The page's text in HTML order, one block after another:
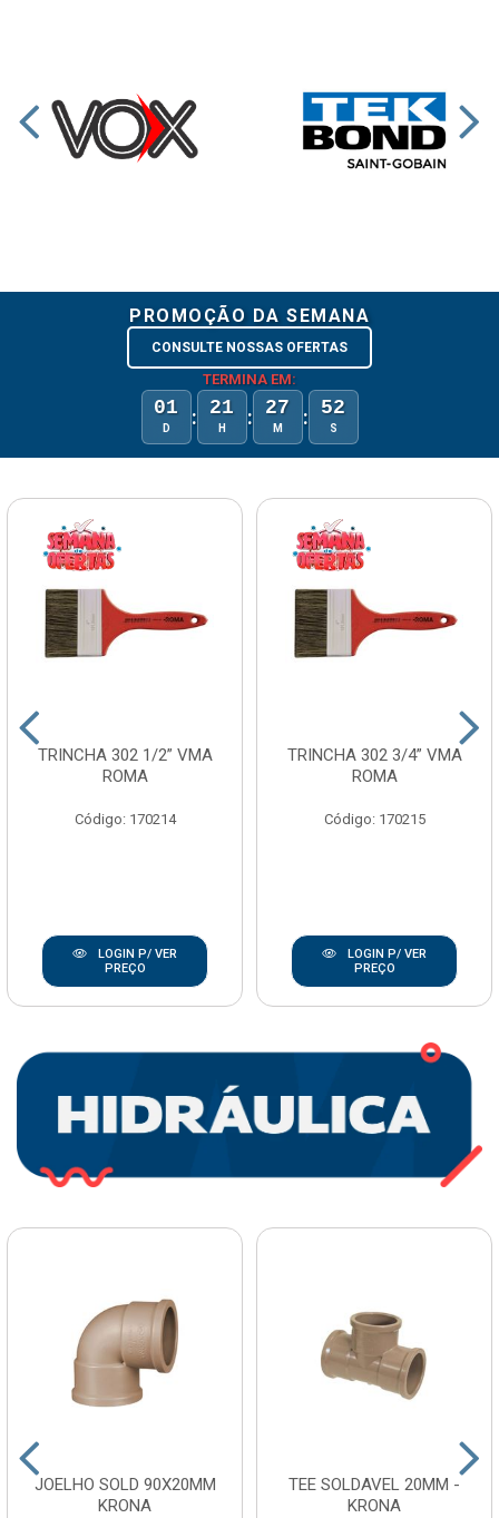
PROMOÇÃO DA SEMANA
CONSULTE NOSSAS OFERTAS
TERMINA EM:
01
D : 21
H : 27
M : 52
S
TRINCHA 302 1/2” VMA
ROMA
Código: 170214
LOGIN P/ VER
PREÇO
TRINCHA 302 3/4” VMA
ROMA
Código: 170215
LOGIN P/ VER
PREÇO
JOELHO SOLD 90X20MM
KRONA
TEE SOLDAVEL 20MM -
KRONA